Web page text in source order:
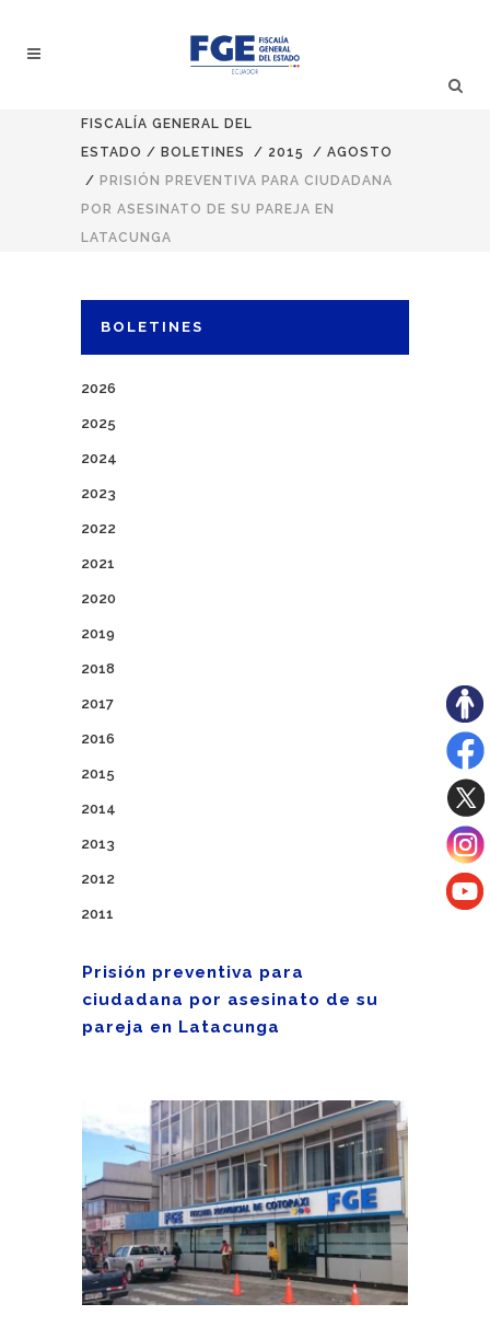
FISCALÍA GENERAL DEL
ESTADO / BOLETINES / 2015 / AGOSTO
/ PRISIÓN PREVENTIVA PARA CIUDADANA
POR ASESINATO DE SU PAREJA EN
LATACUNGA
BOLETINES
2026
2025
2024
2023
2022
2021
2020
2019
2018
2017
2016
2015
2014
2013
2012
2011
Prisión preventiva para
ciudadana por asesinato de su
pareja en Latacunga